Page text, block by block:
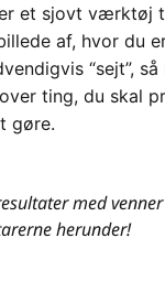
et sjovt værktøj
af, hvor du
“sejt”,
ting, du skal
gøre.
med
herunder!